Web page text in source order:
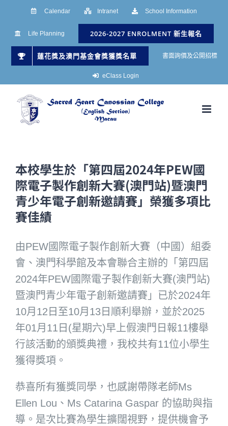
Calendar Intranet School Information
Life Planning 2026-2027 ENROLMENT 新生報名
蓮花獎及澳門基金會獎獲獎名單 書面詢價及公開招標
eClass Login
本校學生於「第四屆2024年PEW國
際電子製作創新大賽(澳門站)暨澳門
青少年電子創新邀請賽」榮獲多項比
賽佳績
由PEW國際電子製作創新大賽（中國）組委
會、澳門科學館及本會聯合主辦的「第四屆
2024年PEW國際電子製作創新大賽(澳門站)
暨澳門青少年電子創新邀請賽」已於2024年
10月12日至10月13日順利舉辦，並於2025
年01月11日(星期六)早上假澳門日報11樓舉
行該活動的頒獎典禮，我校共有11位小學生
獲得獎項。
恭喜所有獲獎同學，也感謝帶隊老師Ms
Ellen Lou、Ms Catarina Gaspar 的協助與指
導。是次比賽為學生擴闊視野，提供機會予